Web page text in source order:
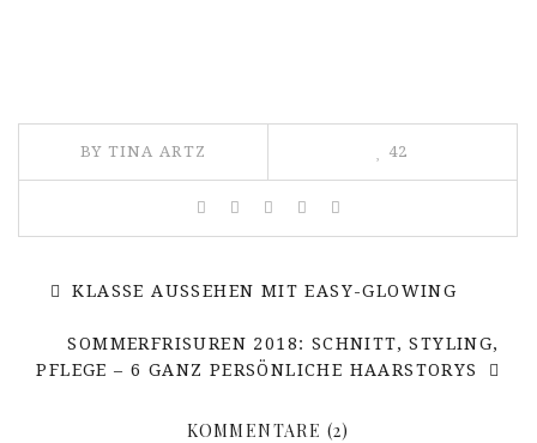
BY TINA ARTZ 42
KLASSE AUSSEHEN MIT EASY-GLOWING
SOMMERFRISUREN 2018: SCHNITT, STYLING,
PFLEGE – 6 GANZ PERSÖNLICHE HAARSTORYS
KOMMENTARE (2)